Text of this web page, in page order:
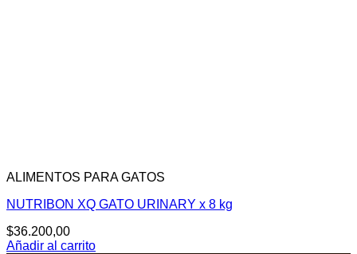
ALIMENTOS PARA GATOS
NUTRIBON XQ GATO URINARY x 8 kg
$36.200,00
Añadir al carrito